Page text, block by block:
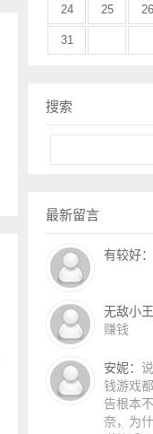
24 25 26
31
搜索
最新留言
有较好：
无敌小王
赚钱
安妮：
钱游戏
告根本
奈，为